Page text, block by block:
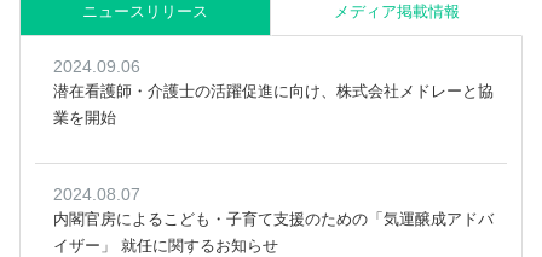
ニュースリリース メディア掲載情報
2024.09.06
潜在看護師・介護士の活躍促進に向け、株式会社メドレーと協
業を開始
2024.08.07
内閣官房によるこども・子育て支援のための「気運醸成アドバ
イザー」 就任に関するお知らせ